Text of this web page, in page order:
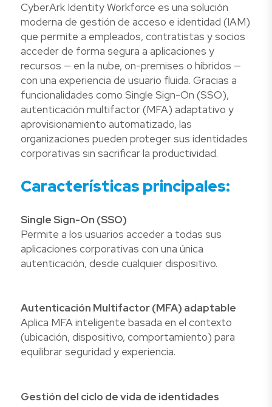
CyberArk Identity Workforce es una solución
moderna de gestión de acceso e identidad (IAM)
que permite a empleados, contratistas y socios
acceder de forma segura a aplicaciones y
recursos — en la nube, on-premises o híbridos —
con una experiencia de usuario fluida. Gracias a
funcionalidades como Single Sign-On (SSO),
autenticación multifactor (MFA) adaptativo y
aprovisionamiento automatizado, las
organizaciones pueden proteger sus identidades
corporativas sin sacrificar la productividad.
Características principales:
Single Sign-On (SSO)
Permite a los usuarios acceder a todas sus
aplicaciones corporativas con una única
autenticación, desde cualquier dispositivo.
Autenticación Multifactor (MFA) adaptable
Aplica MFA inteligente basada en el contexto
(ubicación, dispositivo, comportamiento) para
equilibrar seguridad y experiencia.
Gestión del ciclo de vida de identidades